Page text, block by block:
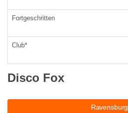
Fortgeschritten
Club*
Disco Fox
Ravensburg